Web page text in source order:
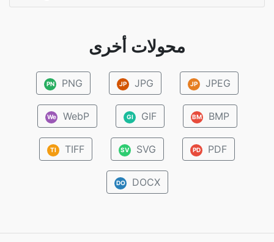
محولات أخرى
PN PNG JP JPG JP JPEG
We WebP GI GIF BM BMP
TI TIFF SV SVG PD PDF
DO DOCX